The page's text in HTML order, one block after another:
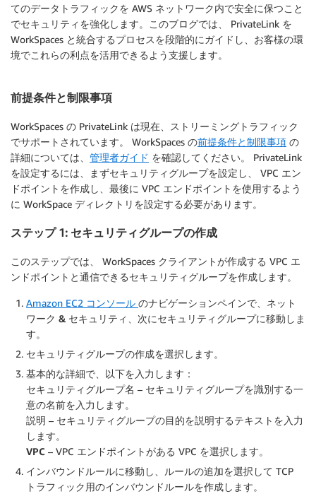
てのデータトラフィックを AWS ネットワーク内で安全に保つこと
でセキュリティを強化します。このブログでは、 PrivateLink を
WorkSpaces と統合するプロセスを段階的にガイドし、お客様の環
境でこれらの利点を活用できるよう支援します。
前提条件と制限事項
WorkSpaces の PrivateLink は現在、ストリーミングトラフィック
でサポートされています。 WorkSpaces の前提条件と制限事項 の
詳細については、 管理者ガイド を確認してください。 PrivateLink
を設定するには、まずセキュリティグループを設定し、 VPC エン
ドポイントを作成し、最後に VPC エンドポイントを使用するよう
に WorkSpace ディレクトリを設定する必要があります。
ステップ 1: セキュリティグループの作成
このステップでは、 WorkSpaces クライアントが作成する VPC エ
ンドポイントと通信できるセキュリティグループを作成します。
Amazon EC2 コンソール のナビゲーションペインで、 ネット
ワーク & セキュリティ
、次にセキュリティグループに移動しま
す。
セキュリティグループの作成を選択します。
基本的な詳細で、以下を入力します：
セキュリティグループ名 – セキュリティグループを識別する一
意の名前を入力します。
説明 – セキュリティグループの目的を説明するテキストを入力
します。
VPC – VPC エンドポイントがある VPC を選択します。
インバウンドルールに移動し、 ルールの追加を選択して TCP
トラフィック用のインバウンドルールを作成します。